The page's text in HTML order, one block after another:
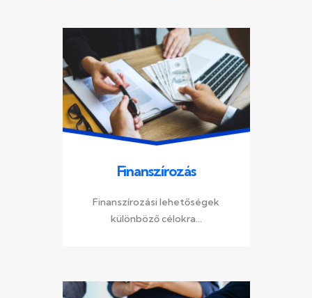
Finanszírozás
Finanszírozási lehetőségek
különböző célokra...